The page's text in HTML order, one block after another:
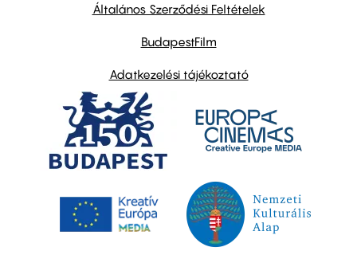
Általános Szerződési Feltételek
BudapestFilm
Adatkezelési tájékoztató